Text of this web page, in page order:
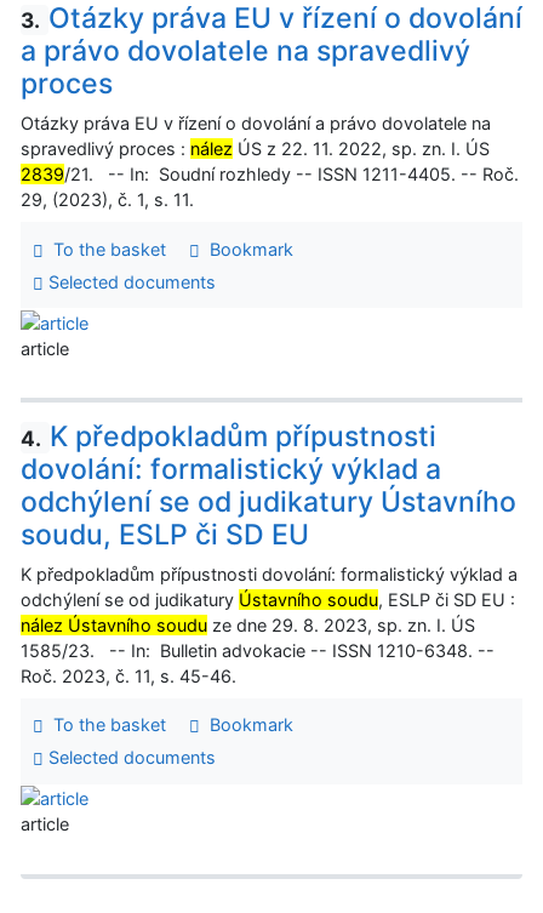
3. Otázky práva EU v řízení o dovolání
a právo dovolatele na spravedlivý
proces
Otázky práva EU v řízení o dovolání a právo dovolatele na
spravedlivý proces : nález ÚS z 22. 11. 2022, sp. zn. I. ÚS
2839/21. -- In: Soudní rozhledy -- ISSN 1211-4405. -- Roč.
29, (2023), č. 1, s. 11.
To the basket
Bookmark
Selected documents
article
4. K předpokladům přípustnosti
dovolání: formalistický výklad a
odchýlení se od judikatury Ústavního
soudu, ESLP či SD EU
K předpokladům přípustnosti dovolání: formalistický výklad a
odchýlení se od judikatury Ústavního soudu, ESLP či SD EU :
nález Ústavního soudu ze dne 29. 8. 2023, sp. zn. I. ÚS
1585/23. -- In: Bulletin advokacie -- ISSN 1210-6348. --
Roč. 2023, č. 11, s. 45-46.
To the basket
Bookmark
Selected documents
article